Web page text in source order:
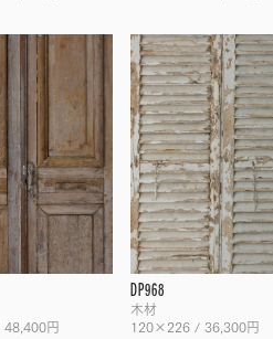
円
DP968
木材
120×226 / 36,300円